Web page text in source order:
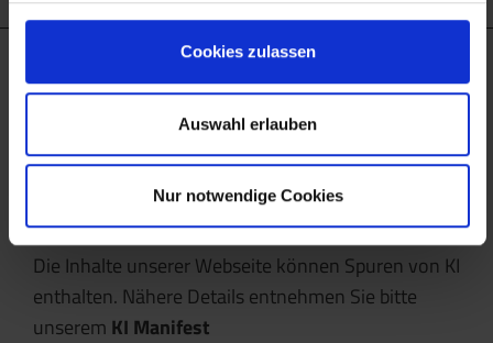
Cookies zulassen
Auswahl erlauben
Nur notwendige Cookies
Job-TransFair gemeinnützige GmbH
office@jobtransfair.at
Die Inhalte unserer Webseite können Spuren von KI
enthalten. Nähere Details entnehmen Sie bitte
unserem KI Manifest